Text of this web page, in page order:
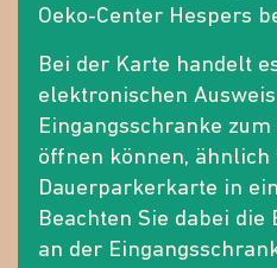
Oeko-Center Hespers
Bei der Karte handelt
elektronischen
Eingangsschranke
öffnen können, ähnlich
Dauerparkerkarte in
Beachten Sie dabei die
an der